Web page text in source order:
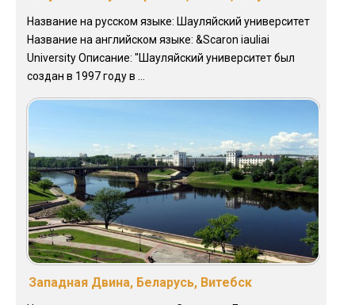
Название на русском языке: Шауляйский университет
Название на английском языке: &Scaron iauliai
University Описание: "Шауляйский университет был
создан в 1997 году в ...
Западная Двина, Беларусь, Витебск